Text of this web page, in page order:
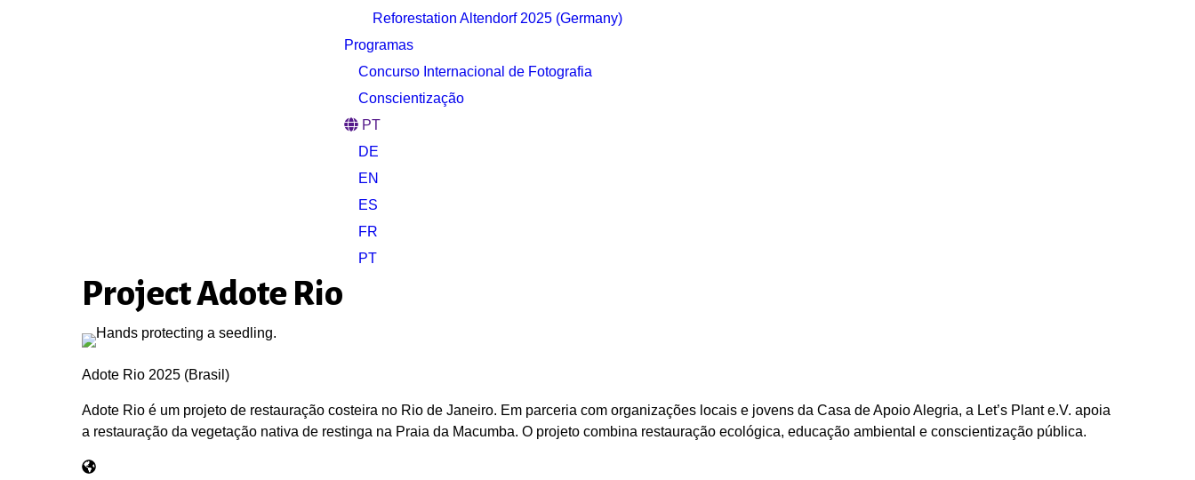
Reforestation Altendorf 2025 (Germany)
Programas
Concurso Internacional de Fotografia
Conscientização
PT
DE
EN
ES
FR
PT
Project Adote Rio
Adote Rio 2025 (Brasil)
Adote Rio é um projeto de restauração costeira no Rio de Janeiro. Em parceria com organizações locais e jovens da Casa de Apoio Alegria, a Let’s Plant e.V. apoia
a restauração da vegetação nativa de restinga na Praia da Macumba. O projeto combina restauração ecológica, educação ambiental e conscientização pública.